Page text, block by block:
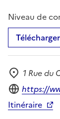
Niveau de
Adresse
1 Rue du
Site internet
https://
Itinéraire